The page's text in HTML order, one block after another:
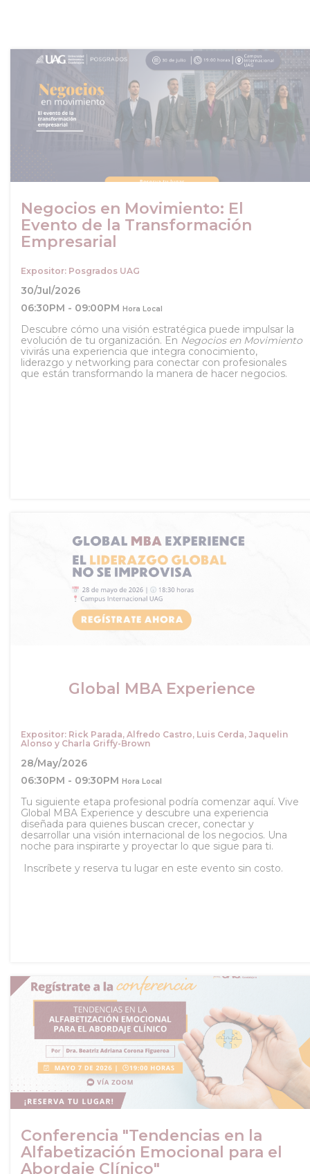
Negocios en Movimiento: El
Evento de la Transformación
Empresarial
Expositor: Posgrados UAG
30/Jul/2026
06:30PM - 09:00PM Hora Local
Descubre cómo una visión estratégica puede impulsar la
evolución de tu organización. En Negocios en Movimiento
vivirás una experiencia que integra conocimiento,
liderazgo y networking para conectar con profesionales
que están transformando la manera de hacer negocios.
Global MBA Experience
Expositor: Rick Parada, Alfredo Castro, Luis Cerda, Jaquelin
Alonso y Charla Griffy-Brown
28/May/2026
06:30PM - 09:30PM Hora Local
Tu siguiente etapa profesional podría comenzar aquí. Vive
Global MBA Experience y descubre una experiencia
diseñada para quienes buscan crecer, conectar y
desarrollar una visión internacional de los negocios. Una
noche para inspirarte y proyectar lo que sigue para ti.
Inscríbete y reserva tu lugar en este evento sin costo.
Conferencia "Tendencias en la
Alfabetización Emocional para el
Abordaje Clínico"